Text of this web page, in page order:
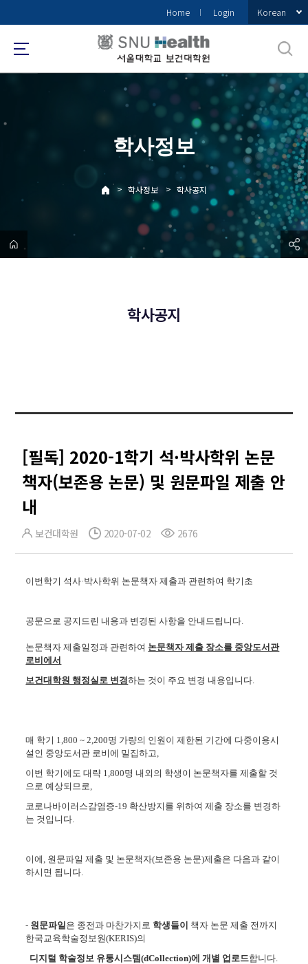
로
메
Home Login Korean
학사정보
> 학사정보 > 학사공지
학사공지
[필독] 2020-1학기 석·박사학위 논문
책자(보존용 논문) 및 원문파일 제출 안
내
보건대학원 2020-07-02 2676
이번학기 석사·박사학위 논문책자 제출과 관련하여 학기초
공문으로 공지드린 내용과 변경된 사항을 안내드립니다.
논문책자 제출일정과 관련하여 논문책자 제출 장소를 중앙도서관
로비에서
보건대학원 행정실로 변경하는 것이 주요 변경 내용입니다.
매 학기 1,800 ~ 2,200명 가량의 인원이 제한된 기간에 다중이용시
설인 중앙도서관 로비에 밀집하고,
이번 학기에도 대략 1,800명 내외의 학생이 논문책자를 제출할 것
으로 예상되므로,
코로나바이러스감염증-19 확산방지를 위하여 제출 장소를 변경하
는 것입니다.
이에, 원문파일 제출 및 논문책자(보존용 논문)제출은 다음과 같이
하시면 됩니다.
- 원문파일은 종전과 마찬가지로 학생들이 책자 논문 제출 전까지
한국교육학술정보원(KERIS)의
디지털 학술정보 유통시스템(dCollection)에 개별 업로드합니다.